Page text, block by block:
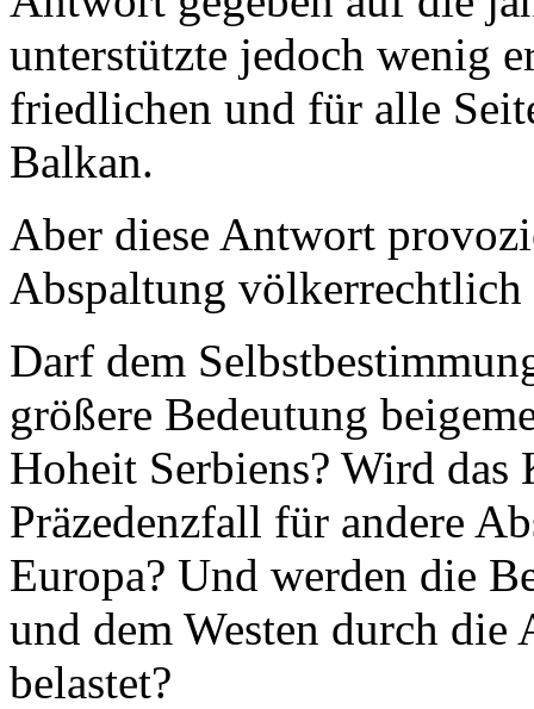
unterstützte jedoch wenig
friedlichen und für alle
Balkan.
Aber diese Antwort
Abspaltung völkerrechtlich
Darf dem
größere Bedeutung
Hoheit Serbiens? Wird
Präzedenzfall für andere
Europa? Und werden die
und dem Westen durch die
belastet?